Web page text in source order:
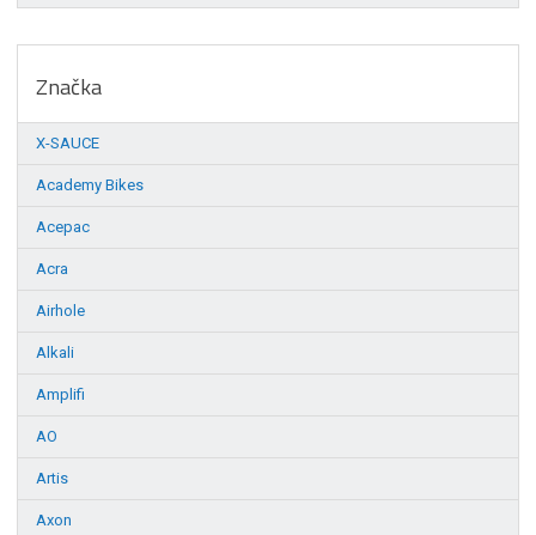
Značka
X-SAUCE
Academy Bikes
Acepac
Acra
Airhole
Alkali
Amplifi
AO
Artis
Axon